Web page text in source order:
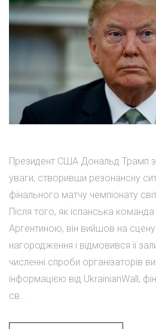
Президент США Дональд Трамп
уваги, створивши резонансну
фінального матчу чемпіонату
Після того, як іспанська
Аргентиною, він вийшов на сцену
нагородження і відмовився її
численні спроби організаторів
інформацією від UkrainianWall,
св...